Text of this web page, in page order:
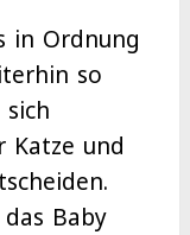
in Ordnung
so
Katze und
Baby